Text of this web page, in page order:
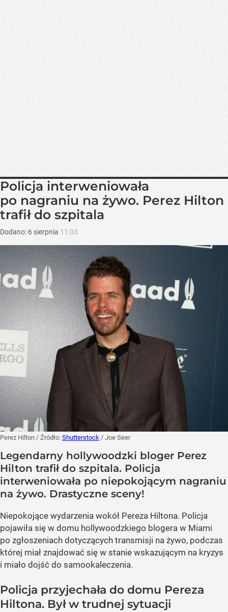
Policja interweniowała
po nagraniu na żywo. Perez Hilton
trafił do szpitala
Dodano: 6 sierpnia 11:03
Perez Hilton / Źródło: Shutterstock / Joe Seer
Legendarny hollywoodzki bloger Perez
Hilton trafił do szpitala. Policja
interweniowała po niepokojącym nagraniu
na żywo. Drastyczne sceny!
Niepokojące wydarzenia wokół Pereza Hiltona. Policja
pojawiła się w domu hollywoodzkiego blogera w Miami
po zgłoszeniach dotyczących transmisji na żywo, podczas
której miał znajdować się w stanie wskazującym na kryzys
i miało dojść do samookaleczenia.
Policja przyjechała do domu Pereza
Hiltona. Był w trudnej sytuacji